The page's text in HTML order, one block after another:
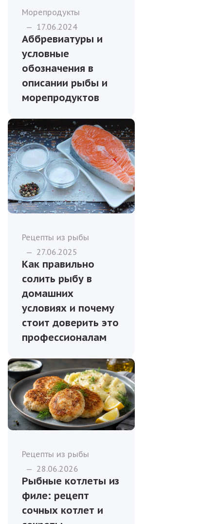
Морепродукты
— 17.06.2024
Аббревиатуры и
условные
обозначения в
описании рыбы и
морепродуктов
Рецепты из рыбы
— 27.06.2025
Как правильно
солить рыбу в
домашних
условиях и почему
стоит доверить это
профессионалам
Рецепты из рыбы
— 28.06.2026
Рыбные котлеты из
филе: рецепт
сочных котлет и